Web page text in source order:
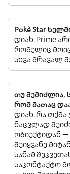
Pokè Star
დიახ. Prime
რომელიც
სხვა მრავალ
თუ შემიძლია,
რომ მათაც
დიახ, რა თქმა
ნაცვლად
ობიექტიდან —
შეიყვანე
სანამ
საკონტაქტო